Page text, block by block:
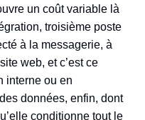
un coût variable là
troisième poste
à la messagerie, à
web, et c’est ce
interne ou en
données, enfin, dont
conditionne tout le